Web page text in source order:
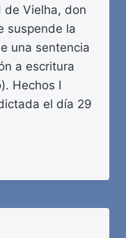
de Vielha, don
suspende la
una sentencia
a escritura
Hechos I
el día 29